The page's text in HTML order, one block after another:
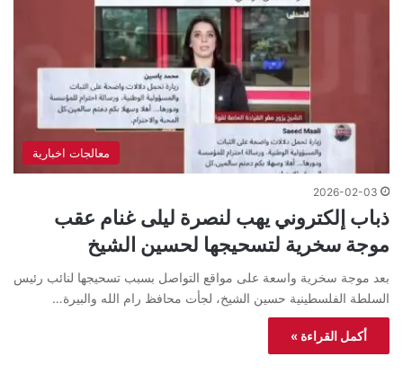
معالجات اخبارية
2026-02-03
ذباب إلكتروني يهب لنصرة ليلى غنام عقب
موجة سخرية لتسحيجها لحسين الشيخ
بعد موجة سخرية واسعة على مواقع التواصل بسبب تسحيجها لنائب رئيس
السلطة الفلسطينية حسين الشيخ، لجأت محافظ رام الله والبيرة…
أكمل القراءة »